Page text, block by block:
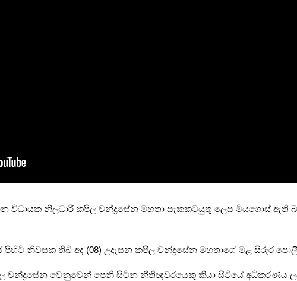
විධායක නිලධාරී කපිල චන්ද්‍රසේන මහතා සැකකටයුතු ලෙස මියගොස්
පිහිටි නිවසක තිබී අද (08) උදෑසන කපිල චන්ද්‍රසේන මහතාගේ මළ සිරුර
චන්ද්‍රසේන වෙනුවෙන් පෙනී සිටින නීතිඥවරයෙකු කියා සිටියේ අධිකරණය